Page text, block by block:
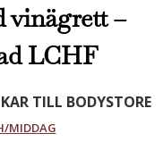
vinägrett –
LCHF
TILL BODYSTORE
MIDDAG